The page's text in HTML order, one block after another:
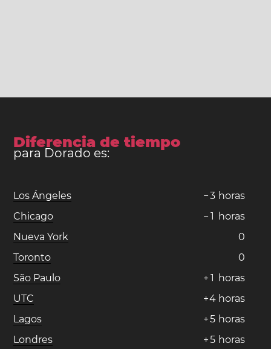
Diferencia de tiempo
para Dorado es:
Los Ángeles −3 horas
Chicago
− 1 horas
Nueva York
0
Toronto
0
São Paulo
+ 1 horas
UTC
+4 horas
Lagos
+5 horas
Londres
+5 horas